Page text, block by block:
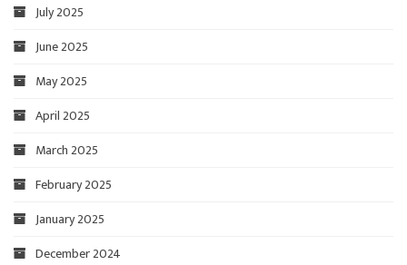
July 2025
June 2025
May 2025
April 2025
March 2025
February 2025
January 2025
December 2024